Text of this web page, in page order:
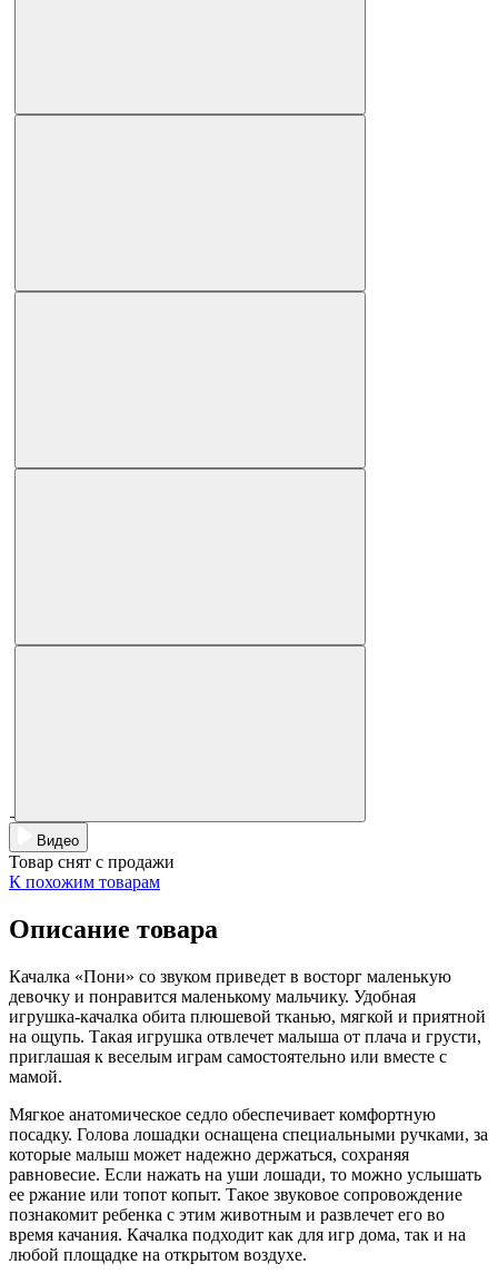
Видео
Товар снят с продажи
К похожим товарам
Описание товара
Качалка «Пони» со звуком приведет в восторг маленькую
девочку и понравится маленькому мальчику. Удобная
игрушка-качалка обита плюшевой тканью, мягкой и приятной
на ощупь. Такая игрушка отвлечет малыша от плача и грусти,
приглашая к веселым играм самостоятельно или вместе с
мамой.
Мягкое анатомическое седло обеспечивает комфортную
посадку. Голова лошадки оснащена специальными ручками, за
которые малыш может надежно держаться, сохраняя
равновесие. Если нажать на уши лошади, то можно услышать
ее ржание или топот копыт. Такое звуковое сопровождение
познакомит ребенка с этим животным и развлечет его во
время качания. Качалка подходит как для игр дома, так и на
любой площадке на открытом воздухе.